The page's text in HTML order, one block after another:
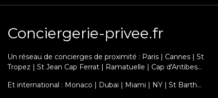
Conciergerie-privee.fr
Un réseau de concierges de proximité : Paris | Cannes | St
Tropez | St Jean Cap Ferrat | Ramatuelle | Cap d'Antibes...
Et international : Monaco | Dubai | Miami | NY | St Barth…